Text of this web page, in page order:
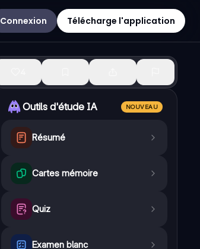
Connexion Télécharge l'application
Outils d'étude IA NOUVEAU
Résumé
Cartes mémoire
Quiz
Examen blanc